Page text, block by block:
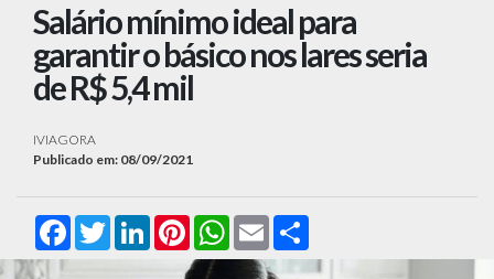
Salário mínimo ideal para
garantir o básico nos lares seria
de R$ 5,4 mil
IVIAGORA
Publicado em: 08/09/2021
FacebookTwitterLinkedInPinterestWhatsApp
Email